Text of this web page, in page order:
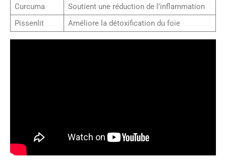
Curcuma
Soutient une réduction de l’inflammation
Pissenlit
Améliore la détoxification du foie